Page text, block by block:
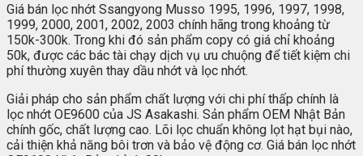
Giá bán lọc nhớt Ssangyong Musso 1995, 1996, 1997, 1998,
1999, 2000, 2001, 2002, 2003 chính hãng trong khoảng từ
150k-300k. Trong khi đó sản phẩm copy có giá chỉ khoảng
50k, được các bác tài chạy dịch vụ ưu chuộng để tiết kiệm chi
phí thường xuyên thay dầu nhớt và lọc nhớt.
Giải pháp cho sản phẩm chất lượng với chi phí thấp chính là
lọc nhớt OE9600 của JS Asakashi. Sản phẩm OEM Nhật Bản
chính gốc, chất lượng cao. Lõi lọc chuẩn không lọt hạt bụi nào,
cải thiện khả năng bôi trơn và bảo vệ động cơ. Giá bán lọc nhớt